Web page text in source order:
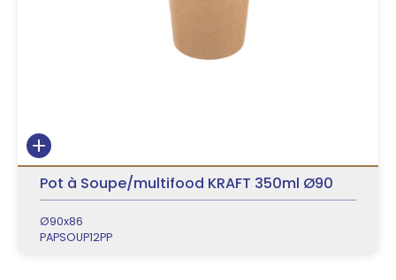
Pot à Soupe/multifood KRAFT 350ml Ø90
Ø90x86
PAPSOUP12PP